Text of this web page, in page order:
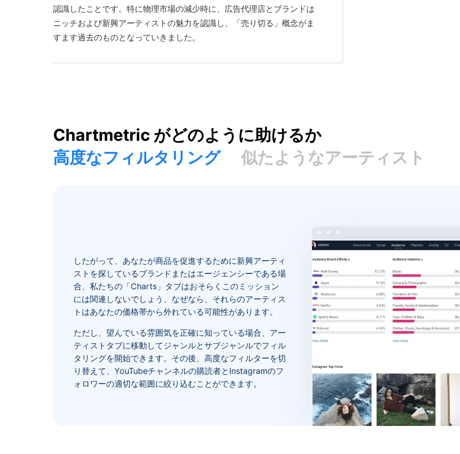
認識したことです。特に物理市場の減少時に、広告代理店とブランドは
ニッチおよび新興アーティストの魅力を認識し、「売り切る」概念がま
すます過去のものとなっていきました。
Chartmetric がどのように助けるか
高度なフィルタリング
似たようなアーティスト
したがって、あなたが商品を促進するために新興アーティ
ストを探しているブランドまたはエージェンシーである場
合、私たちの「Charts」タブはおそらくこのミッション
には関連しないでしょう、なぜなら、それらのアーティス
トはあなたの価格帯から外れている可能性があります。
ただし、望んでいる雰囲気を正確に知っている場合、アー
ティストタブに移動してジャンルとサブジャンルでフィル
タリングを開始できます。その後、高度なフィルターを切
り替えて、YouTubeチャンネルの購読者とInstagramのフ
ォロワーの適切な範囲に絞り込むことができます。